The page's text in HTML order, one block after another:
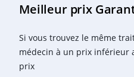
Meilleur prix
Si vous trouvez le même
médecin à un prix inférieur
prix